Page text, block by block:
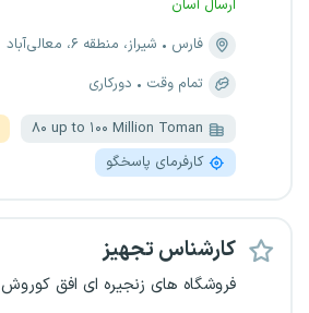
ارسال آسان
فارس
شیراز، منطقه ۶، معالی‌آباد
تمام وقت
دورکاری
۸۰ up to ۱۰۰ Million Toman
کارفرمای پاسخگو
کارشناس تجهیز
فروشگاه های زنجیره ای افق کوروش